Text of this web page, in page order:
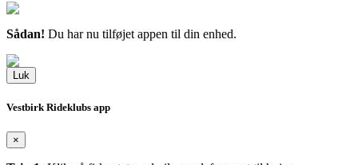
Sådan! Du har nu tilføjet appen til din enhed.
Luk
Vestbirk Rideklubs app
×